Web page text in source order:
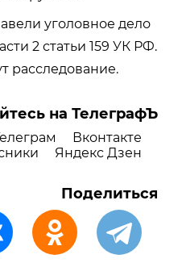
уголовное дело
2 статьи 159 УК РФ.
расследование.
на ТелеграфЪ
Вконтакте
Яндекс Дзен
Поделиться